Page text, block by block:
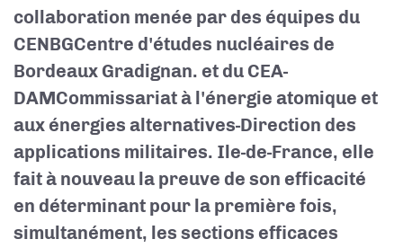
collaboration menée par des équipes du
CENBGCentre d'études nucléaires de
Bordeaux Gradignan. et du CEA-
DAMCommissariat à l'énergie atomique et
aux énergies alternatives-Direction des
applications militaires. Ile-de-France, elle
fait à nouveau la preuve de son efficacité
en déterminant pour la première fois,
simultanément, les sections efficaces